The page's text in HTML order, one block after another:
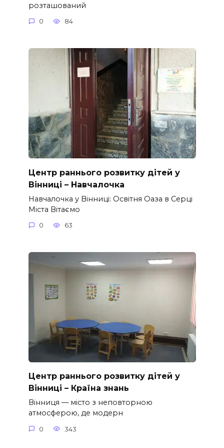
розташований
0 84
Центр раннього розвитку дітей у
Вінниці – Навчалочка
Навчалочка у Вінниці: Освітня Оаза в Серці
Міста Вітаємо
0 63
Центр раннього розвитку дітей у
Вінниці – Країна знань
Вінниця — місто з неповторною
атмосферою, де модерн
0 343